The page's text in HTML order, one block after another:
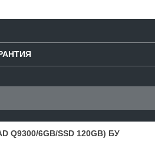
Q9300/6GB/SSD 120GB) БУ